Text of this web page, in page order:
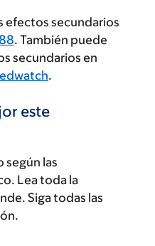
efectos secundarios
. También puede
secundarios en
.
este
según las
Lea toda la
Siga todas las